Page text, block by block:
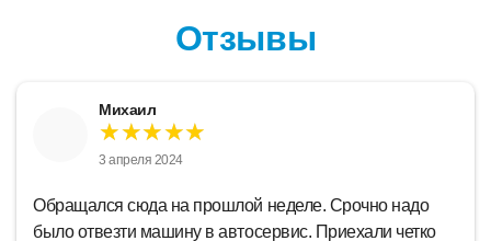
Отзывы
неделе. Срочно надо
Приехали четко
Эвакуатор приехал
Погрузили аккуратно и